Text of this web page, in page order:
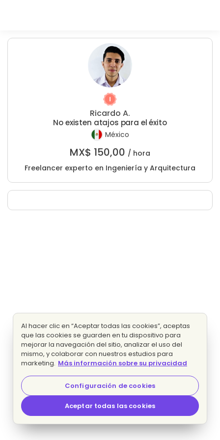
Ricardo A.
No existen atajos para el éxito
México
MX$ 150,00 / hora
Freelancer experto en Ingeniería y Arquitectura
Al hacer clic en “Aceptar todas las cookies”, aceptas
que las cookies se guarden en tu dispositivo para
mejorar la navegación del sitio, analizar el uso del
mismo, y colaborar con nuestros estudios para
marketing. Más información sobre su privacidad
Configuración de cookies
Aceptar todas las cookies